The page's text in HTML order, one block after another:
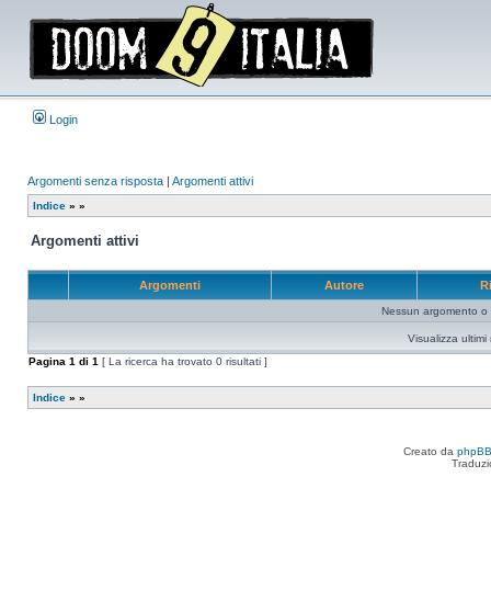
Login
Argomenti senza risposta | Argomenti attivi
Indice » »
Argomenti attivi
Argomenti Autore
Nessun argomento o
Visualizza ultimi
Pagina 1 di 1 [ La ricerca ha trovato 0 risultati ]
Indice » »
Creato da phpBB